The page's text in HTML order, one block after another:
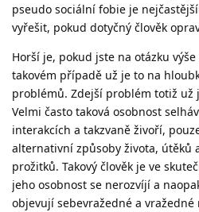
pseudo sociální fobie je
vyřešit, pokud dotyčný člověk
Horší je, pokud jste na otázku
takovém případě už je to na
problémů. Zdejší problém totiž už
Velmi často taková osobnost
interakcích a takzvaně živoří,
alternativní způsoby života, útěků
prožitků. Takový člověk je ve
jeho osobnost se nerozvíjí a
objevují sebevražedné a vražedné